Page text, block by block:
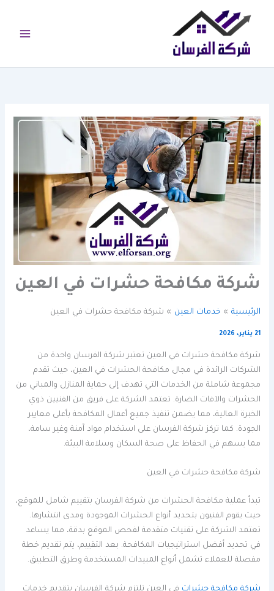
شركة مكافحة حشرات في العين
الرئيسية خدمات العين شركة مكافحة حشرات في العين
21 يناير، 2026
شركة مكافحة حشرات في العين تعتبر شركة الفرسان واحدة من
الشركات الرائدة في مجال مكافحة الحشرات في العين، حيث تقدم
مجموعة شاملة من الخدمات التي تهدف إلى حماية المنازل والمباني من
الحشرات والآفات الضارة. تعتمد الشركة على فريق من الفنيين ذوي
الخبرة العالية، مما يضمن تنفيذ جميع أعمال المكافحة بأعلى معايير
الجودة. كما تركز شركة الفرسان على استخدام مواد آمنة وغير سامة،
مما يسهم في الحفاظ على صحة السكان وسلامة البيئة.
شركة مكافحة حشرات في العين
تبدأ عملية مكافحة الحشرات من شركة الفرسان بتقييم شامل للموقع،
حيث يقوم الفنيون بتحديد أنواع الحشرات الموجودة ومدى انتشارها.
تعتمد الشركة على تقنيات متقدمة لفحص الموقع بدقة، مما يساعد
في تحديد أفضل استراتيجيات المكافحة. بعد التقييم، يتم تقديم خطة
مفصلة للعملاء تشمل أنواع المبيدات المستخدمة وطرق التطبيق.